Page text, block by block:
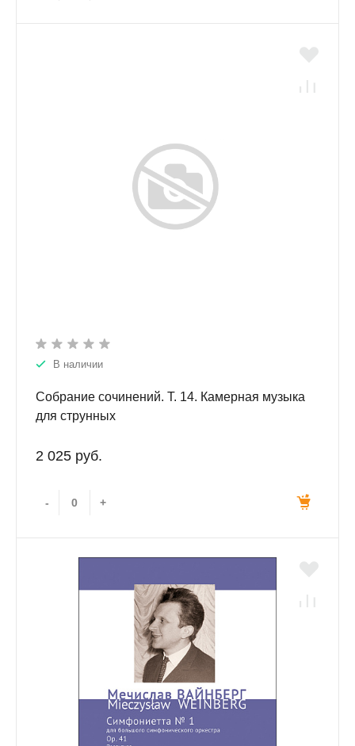
В наличии
Собрание сочинений. Т. 14. Камерная музыка
для струнных
2 025 руб.
- +